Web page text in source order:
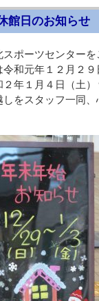
館日のお知らせ
スポーツセンター
令和元年１２月２
２年１月４日（土
しをスタッフ一同